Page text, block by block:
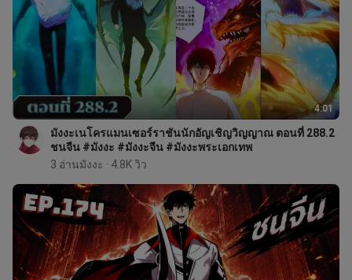
4:01
มังงะเนโครแมนเซอร์ราชันนักอัญเชิญวิญญาณ ตอนที่ 288.2
ชนจีน #มังงะ #มังงะจีน #มังงะพระเอกเทพ
3 อ่านมังงะ · 4.8K วิว